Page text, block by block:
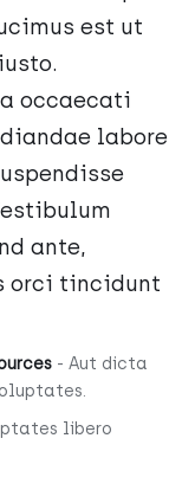
est ut
occaecati
labore
ante,
orci tincidunt
- Aut dicta
libero